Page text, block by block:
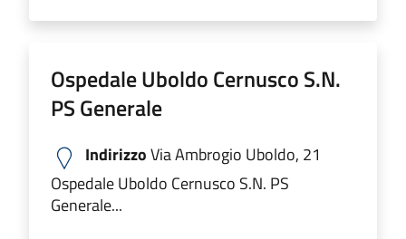
Ospedale Uboldo Cernusco S.N.
PS Generale
IndirizzoVia Ambrogio Uboldo, 21
Ospedale Uboldo Cernusco S.N. PS
Generale...